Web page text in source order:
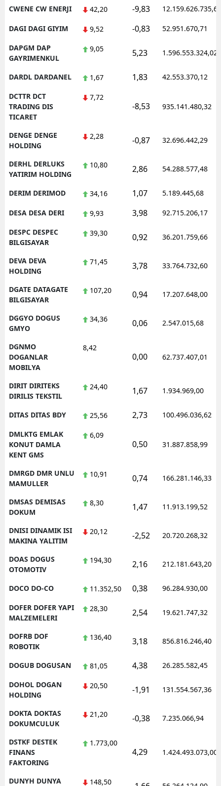
CWENE CW ENERJI 42,20 -9,83 12.159.626.735,62
DAGI DAGI GIYIM 9,52 -0,83 52.951.670,71
DAPGM DAP
GAYRIMENKUL
9,05 5,23 1.596.553.324,02
DARDL DARDANEL 1,67 1,83 42.553.370,12
DCTTR DCT
TRADING DIS
TICARET
7,72
-8,53 935.141.480,32
DENGE DENGE
HOLDING
2,28 -0,87 32.696.442,29
DERHL DERLUKS
YATIRIM HOLDING
10,80 2,86 54.288.577,48
DERIM DERIMOD 34,16 1,07 5.189.445,68
DESA DESA DERI 9,93 3,98 92.715.206,17
DESPC DESPEC
BILGISAYAR
39,30 0,92 36.201.759,66
DEVA DEVA
HOLDING
71,45 3,78 33.764.732,60
DGATE DATAGATE
BILGISAYAR
107,20 0,94 17.207.648,00
DGGYO DOGUS
GMYO
34,36 0,06 2.547.015,68
DGNMO
DOGANLAR
MOBILYA
8,42
0,00 62.737.407,01
DIRIT DIRITEKS
DIRILIS TEKSTIL
24,40 1,67 1.934.969,00
DITAS DITAS BDY 25,56 2,73 100.496.036,62
DMLKTG EMLAK
KONUT DAMLA
KENT GMS
6,09
0,50 31.887.858,99
DMRGD DMR UNLU
MAMULLER
10,91 0,74 166.281.146,33
DMSAS DEMISAS
DOKUM
8,30 1,47 11.913.199,52
DNISI DINAMIK ISI
MAKINA YALITIM
20,12 -2,52 20.720.268,32
DOAS DOGUS
OTOMOTIV
194,30 2,16 212.181.643,20
DOCO DO-CO 11.352,50 0,38 96.284.930,00
DOFER DOFER YAPI
MALZEMELERI
28,30 2,54 19.621.747,32
DOFRB DOF
ROBOTIK
136,40 3,18 856.816.246,40
DOGUB DOGUSAN 81,05 4,38 26.285.582,45
DOHOL DOGAN
HOLDING
20,50 -1,91 131.554.567,36
DOKTA DOKTAS
DOKUMCULUK
21,20 -0,38 7.235.066,94
DSTKF DESTEK
FINANS
FAKTORING
1.773,00
4,29 1.424.493.073,00
DUNYH DUNYA 148,50